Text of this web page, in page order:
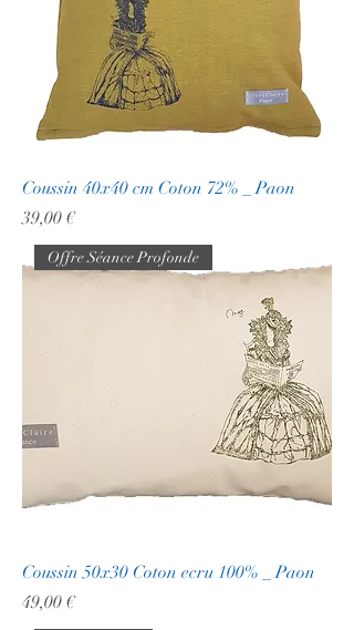
Coussin 40x40 cm Coton 72% _ Paon
Prix
39,00 €
Offre Séance Profonde
Coussin 50x30 Coton ecru 100% _ Paon
Prix
49,00 €